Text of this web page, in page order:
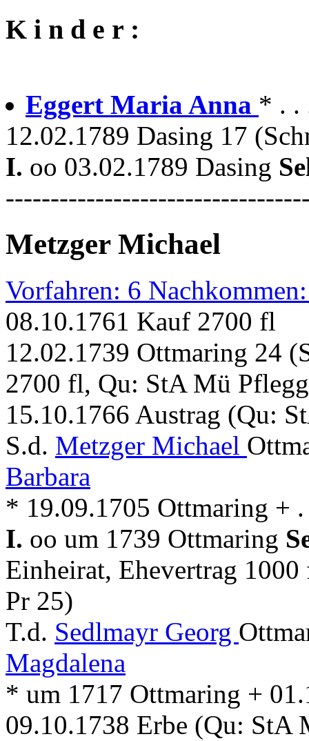
K i n d e r :
Eggert Maria Anna * . .
12.02.1789 Dasing 17
I. oo 03.02.1789 Dasing
Metzger Michael
Vorfahren: 6
08.10.1761 Kauf 2700 fl
12.02.1739 Ottmaring 24
2700 fl, Qu: StA Mü
15.10.1766 Austrag (Qu:
S.d. Metzger Michael
Barbara
* 19.09.1705 Ottmaring +
I. oo um 1739 Ottmaring
Einheirat, Ehevertrag
Pr 25)
T.d. Sedlmayr Georg
Magdalena
* um 1717 Ottmaring +
09.10.1738 Erbe (Qu: StA